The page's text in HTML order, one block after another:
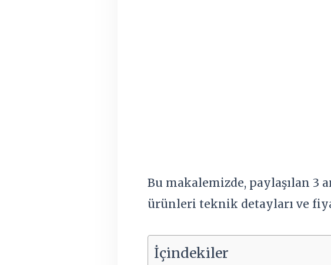
Bu makalemizde, paylaşılan 3
ürünleri teknik detayları ve
İçindekiler